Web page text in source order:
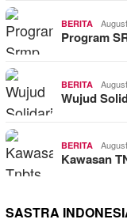
BERITA
Program
BERITA
Wujud
BERITA
Kawasan
SASTRA